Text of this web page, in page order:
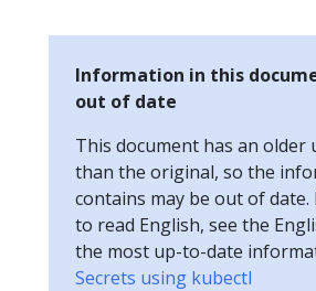
Information in this
out of date
This document has an older
than the original, so the
contains may be out of
to read English, see the
the most up-to-date
Secrets using kubectl